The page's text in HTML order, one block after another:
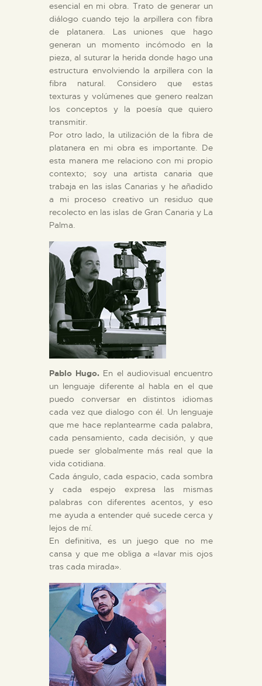
esencial en mi obra. Trato de generar un
diálogo cuando tejo la arpillera con fibra
de platanera. Las uniones que hago
generan un momento incómodo en la
pieza, al suturar la herida donde hago una
estructura envolviendo la arpillera con la
fibra natural. Considero que estas
texturas y volúmenes que genero realzan
los conceptos y la poesía que quiero
transmitir.
Por otro lado, la utilización de la fibra de
platanera en mi obra es importante. De
esta manera me relaciono con mi propio
contexto; soy una artista canaria que
trabaja en las islas Canarias y he añadido
a mi proceso creativo un residuo que
recolecto en las islas de Gran Canaria y La
Palma.
Pablo Hugo. En el audiovisual encuentro
un lenguaje diferente al habla en el que
puedo conversar en distintos idiomas
cada vez que dialogo con él. Un lenguaje
que me hace replantearme cada palabra,
cada pensamiento, cada decisión, y que
puede ser globalmente más real que la
vida cotidiana.
Cada ángulo, cada espacio, cada sombra
y cada espejo expresa las mismas
palabras con diferentes acentos, y eso
me ayuda a entender qué sucede cerca y
lejos de mí.
En definitiva, es un juego que no me
cansa y que me obliga a «lavar mis ojos
tras cada mirada».